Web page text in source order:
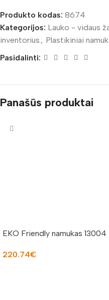
Produkto kodas: 8674
Kategorijos: Lauko - vidaus
inventorius , Plastikiniai
Pasidalinti:
Panašūs produktai
EKO Friendly namukas 13004
220.74€